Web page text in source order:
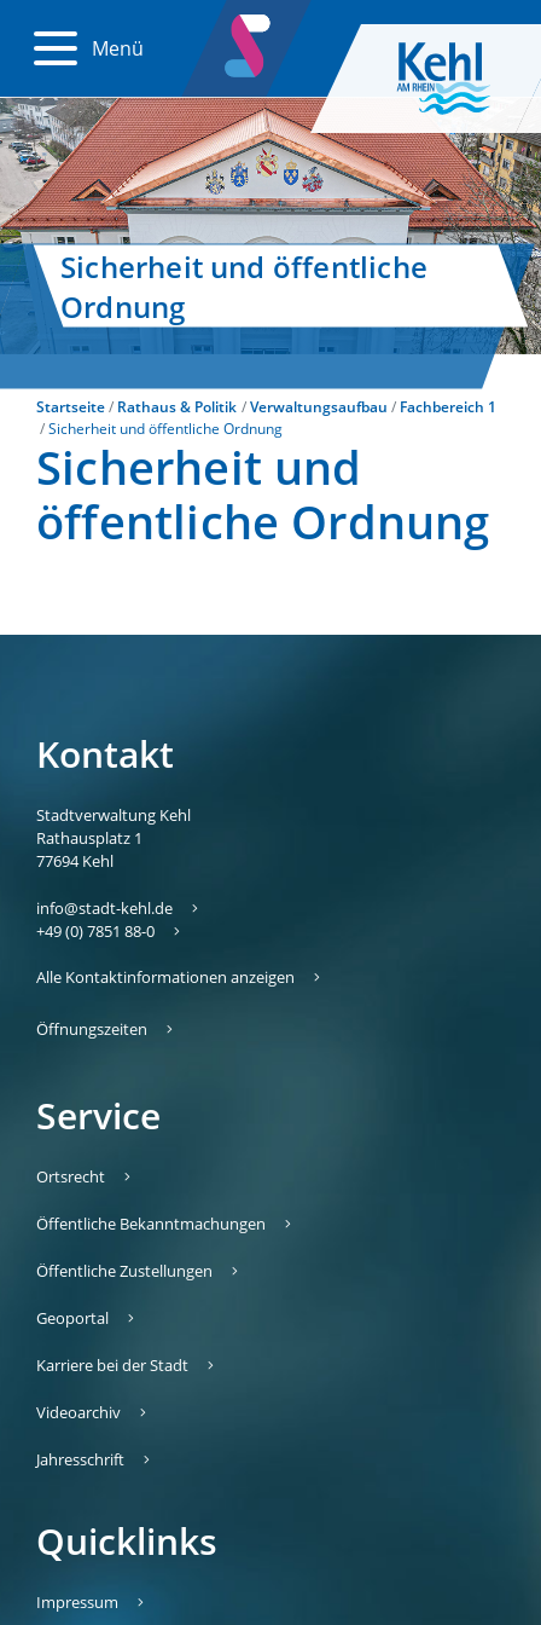
Menü
Sicherheit und öffentliche
Ordnung
Startseite Rathaus & Politik Verwaltungsaufbau
Fachbereich 1
Sicherheit und öffentliche Ordnung
Sicherheit und
öffentliche Ordnung
Kontakt
Stadtverwaltung Kehl
Rathausplatz 1
77694 Kehl
info@stadt-kehl.de
+49 (0) 7851 88-0
Alle Kontaktinformationen anzeigen
Öffnungszeiten
Service
Ortsrecht
Öffentliche Bekanntmachungen
Öffentliche Zustellungen
Geoportal
Karriere bei der Stadt
Videoarchiv
Jahresschrift
Quicklinks
Impressum